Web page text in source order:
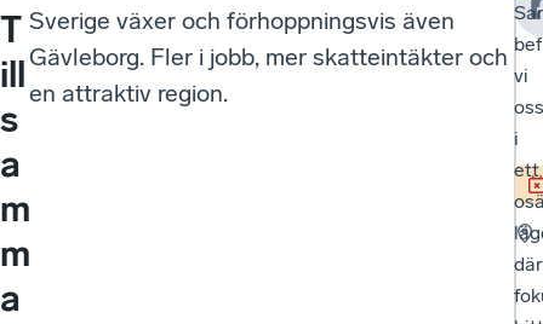
T
ill
s
a
m
m
a
Sverige växer och förhoppningsvis även
Gävleborg. Fler i jobb, mer skatteintäkter och
en attraktiv region.
vi
oss
i
ett
där